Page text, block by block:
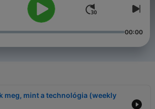
00:00
meg, mint a technológia (weekly